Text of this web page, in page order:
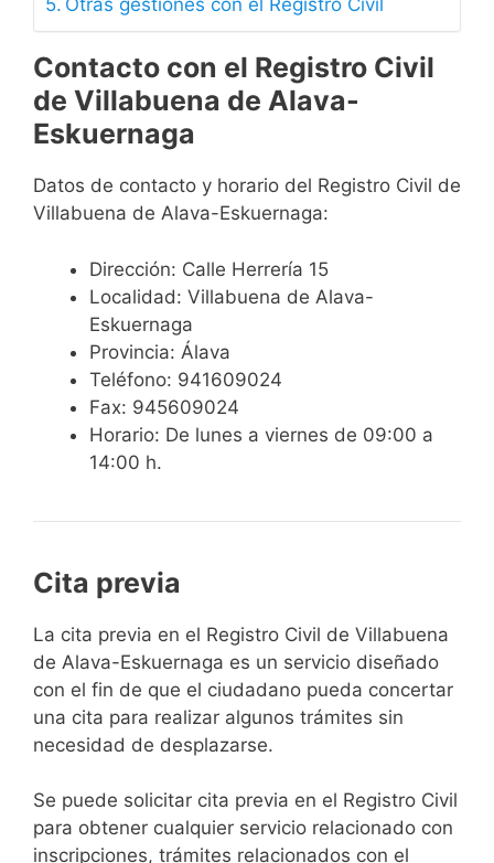
Otras gestiones con el Registro Civil
Contacto con el Registro Civil
de Villabuena de Alava-
Eskuernaga
Datos de contacto y horario del Registro Civil de
Villabuena de Alava-Eskuernaga:
Dirección: Calle Herrería 15
Localidad: Villabuena de Alava-
Eskuernaga
Provincia: Álava
Teléfono: 941609024
Fax: 945609024
Horario: De lunes a viernes de 09:00 a
14:00 h.
Cita previa
​​​​​​​​​​​​​​​​​​​​​​​​​​​​La cita previa en el Registro Civil de Villabuena
de Alava-Eskuernaga es un servicio diseñado
con el fin de que el ciudadano pueda concertar
una cita para realizar algunos trámites sin
necesidad de desplazarse.​
Se puede solicitar cita previa en el Registro Civil
para obtener cualquier servicio relacionado con
inscripciones, trámites relacionados con el